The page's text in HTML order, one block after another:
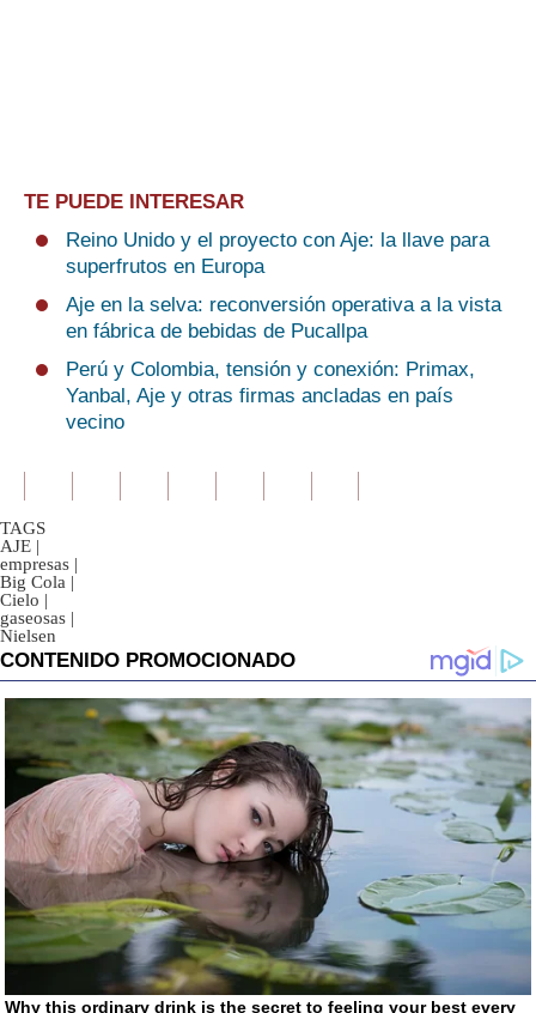
TE PUEDE INTERESAR
Reino Unido y el proyecto con Aje: la llave para
superfrutos en Europa
Aje en la selva: reconversión operativa a la vista
en fábrica de bebidas de Pucallpa
Perú y Colombia, tensión y conexión: Primax,
Yanbal, Aje y otras firmas ancladas en país
vecino
TAGS
AJE |
empresas |
Big Cola |
Cielo |
gaseosas |
Nielsen